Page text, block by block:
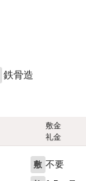
鉄骨造
敷金
礼金
敷 不要